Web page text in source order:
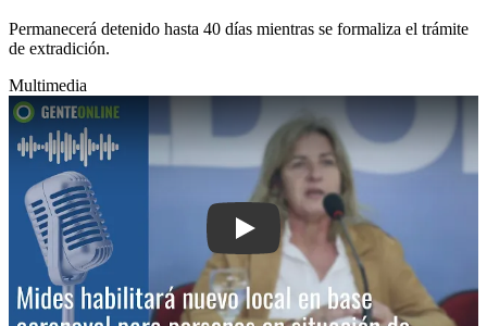
Permanecerá detenido hasta 40 días mientras se formaliza el trámite
de extradición.
Multimedia
Play: Mides habilitará nuevo local en